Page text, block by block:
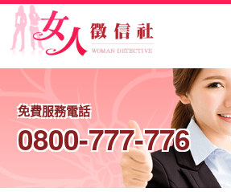
免費服務電話
0800-777-776